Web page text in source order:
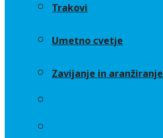
Trakovi
Umetno cvetje
Zavijanje in aranžiranje